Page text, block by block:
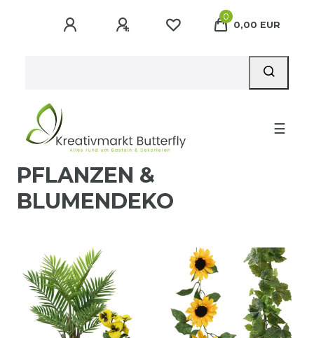
0
0,00 EUR
☰
PFLANZEN &
BLUMENDEKO